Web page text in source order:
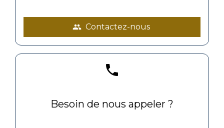
people Contactez-nous
phone
Besoin de nous appeler ?